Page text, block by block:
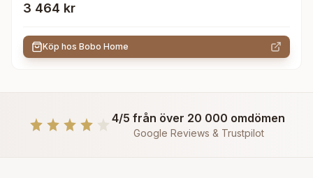
3 464 kr
Köp hos Bobo Home
4/5 från över 20 000 omdömen
Google Reviews & Trustpilot